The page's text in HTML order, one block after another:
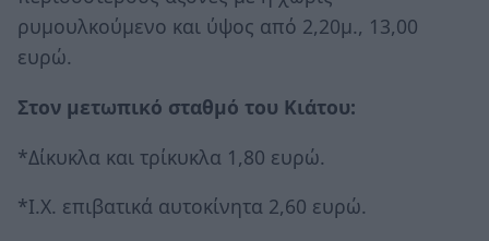
ρυμουλκούμενο και ύψος από 2,20μ., 13,00
ευρώ.
Στον μετωπικό σταθμό του Κιάτου:
*Δίκυκλα και τρίκυκλα 1,80 ευρώ.
*Ι.Χ. επιβατικά αυτοκίνητα 2,60 ευρώ.